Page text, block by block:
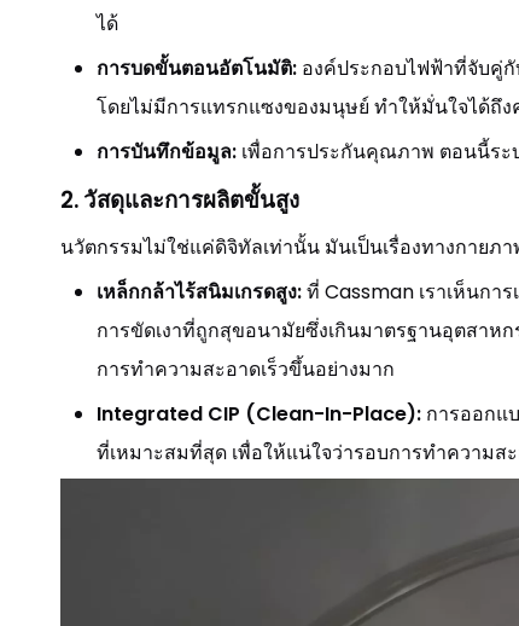
ได้
การบดขั้นตอนอัตโนมัติ: องค์ประกอบไฟฟ้าที่จับคู่
โดยไม่มีการแทรกแซงของมนุษย์ ทำให้มั่นใจได้ถึ
การบันทึกข้อมูล: เพื่อการประกันคุณภาพ ตอนนี้ร
2. วัสดุและการผลิตขั้นสูง
นวัตกรรมไม่ใช่แค่ดิจิทัลเท่านั้น มันเป็นเรื่องทางกายภา
เหล็กกล้าไร้สนิมเกรดสูง:ที่ Cassman เราเห็นกา
การขัดเงาที่ถูกสุขอนามัยซึ่งเกินมาตรฐานอุตสาห
การทำความสะอาดเร็วขึ้นอย่างมาก
Integrated CIP (Clean-In-Place): การออกแ
ที่เหมาะสมที่สุด เพื่อให้แน่ใจว่ารอบการทำความส